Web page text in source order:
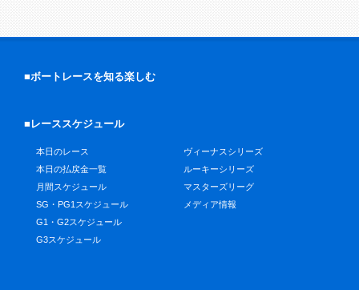
■ボートレースを知る楽しむ
■レーススケジュール
本日のレース
本日の払戻金一覧
月間スケジュール
SG・PG1スケジュール
G1・G2スケジュール
G3スケジュール
ヴィーナスシリーズ
ルーキーシリーズ
マスターズリーグ
メディア情報